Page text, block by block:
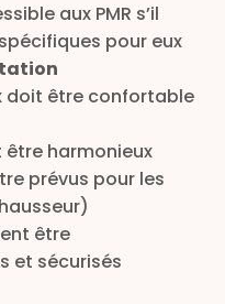
aux PMR s’il
pour eux
doit être confortable
harmonieux
prévus pour les
être
et sécurisés